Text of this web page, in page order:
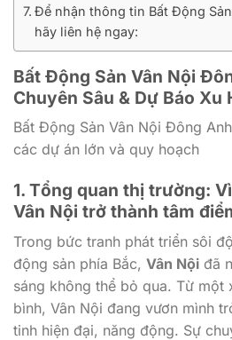
Để nhận thông tin Bất Động
hãy liên hệ ngay:
Bất Động Sản Vân Nội
Chuyên Sâu & Dự Báo
Bất Động Sản Vân Nội Đông
các dự án lớn và quy hoạch
1. Tổng quan thị trường:
Vân Nội trở thành tâm
Trong bức tranh phát triển sôi
động sản phía Bắc, Vân Nội đã
sáng không thể bỏ qua. Từ một
bình, Vân Nội đang vươn mình
tinh hiện đại, năng động. Sự